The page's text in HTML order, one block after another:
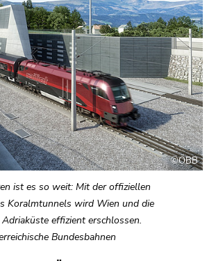
©ÖBB
ist es so weit: Mit der offiziellen
Koralmtunnels wird Wien und die
effizient erschlossen.
Bundesbahnen